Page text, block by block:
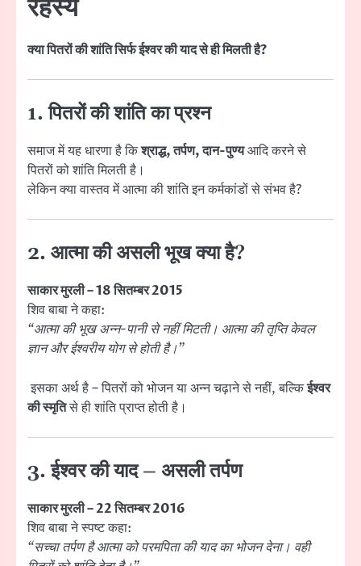
रहस्य
क्या पितरों की शांति सिर्फ ईश्वर की याद से ही मिलती है?
1. पितरों की शांति का प्रश्न
समाज में यह धारणा है किश्राद्ध, तर्पण, दान-पुण्यआदि करने से
पितरों को शांति मिलती है।
लेकिन क्या वास्तव में आत्मा की शांति इन कर्मकांडों से संभव है?
2. आत्मा की असली भूख क्या है?
साकार मुरली – 18 सितम्बर 2015
शिव बाबा ने कहा:
“आत्मा की भूख अन्न-पानी से नहीं मिटती। आत्मा की तृप्ति केवल
ज्ञान और ईश्वरीय योग से होती है।”
इसका अर्थ है – पितरों को भोजन या अन्न चढ़ाने से नहीं, बल्किईश्वर
की स्मृतिसे ही शांति प्राप्त होती है।
3. ईश्वर की याद – असली तर्पण
साकार मुरली – 22 सितम्बर 2016
शिव बाबा ने स्पष्ट कहा:
“सच्चा तर्पण है आत्मा को परमपिता की याद का भोजन देना। वही